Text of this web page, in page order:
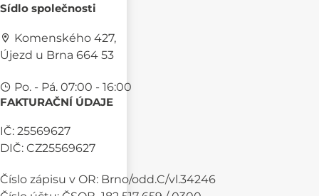
Sídlo společnosti
Komenského 427,
Újezd u Brna 664 53
Po. - Pá. 07:00 - 16:00
FAKTURAČNÍ ÚDAJE
IČ: 25569627
DIČ: CZ25569627
Číslo zápisu v OR: Brno/odd.C/vl.34246